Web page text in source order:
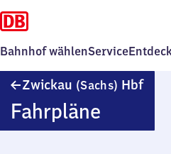
Bahnhof wählenService
Zwickau (Sachs) Hbf
Fahrpläne